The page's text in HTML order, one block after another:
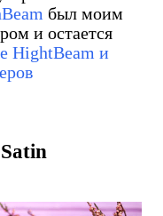
был моим
и остается
HightBeam и